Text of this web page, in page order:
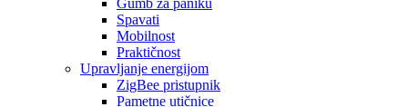
Gumb za paniku
Spavati
Mobilnost
Praktičnost
Upravljanje energijom
ZigBee pristupnik
Pametne utičnice